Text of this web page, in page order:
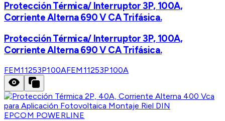
Protección Térmica/ Interruptor 3P, 100A,
Corriente Alterna 690 V CA Trifásica.
Protección Térmica/ Interruptor 3P, 100A,
Corriente Alterna 690 V CA Trifásica.
FEM11253P100AFEM11253P100A
EPCOM POWERLINE